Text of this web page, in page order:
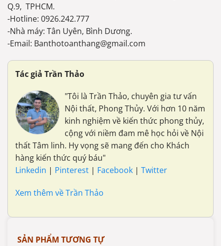
Q.9, TPHCM.
-Hotline: 0926.242.777
-Nhà máy: Tân Uyên, Bình Dương.
-Email: Banthotoanthang@gmail.com
Tác giả Trần Thảo
"Tôi là Trần Thảo, chuyên gia tư vấn
Nội thất, Phong Thủy. Với hơn 10 năm
kinh nghiệm về kiến thức phong thủy,
cộng với niềm đam mê học hỏi về Nội
thất Tâm linh. Hy vọng sẽ mang đến cho Khách
hàng kiến thức quý báu"
Linkedin | Pinterest | Facebook | Twitter
Xem thêm về Trần Thảo
SẢN PHẨM TƯƠNG TỰ